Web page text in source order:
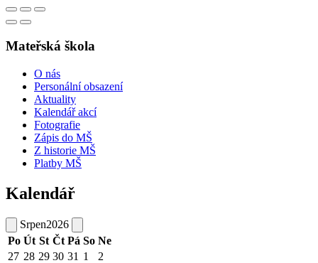
Mateřská škola
O nás
Personální obsazení
Aktuality
Kalendář akcí
Fotografie
Zápis do MŠ
Z historie MŠ
Platby MŠ
Kalendář
Srpen2026
Po Út St Čt Pá So Ne
27 28 29 30 31 1
2